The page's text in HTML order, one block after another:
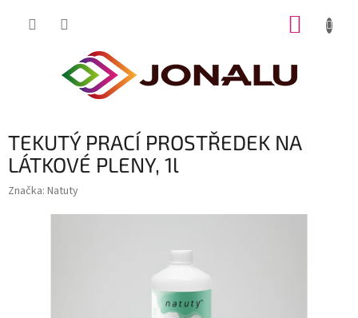
TEKUTÝ PRACÍ PROSTŘEDEK NA
LÁTKOVÉ PLENY, 1l
Značka: Natuty